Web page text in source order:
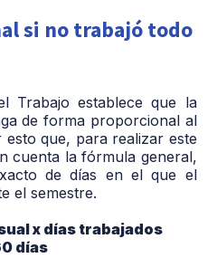
si no trabajó todo
Trabajo establece que la
de forma proporcional al
que, para realizar este
cuenta la fórmula general,
de días en el que el
el semestre.
x días trabajados
días